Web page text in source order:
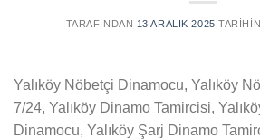
TARAFINDAN 13 ARALIK 2025
Yalıköy Nöbetçi Dinamocu, Yalıköy
7/24, Yalıköy Dinamo Tamircisi,
Dinamocu, Yalıköy Şarj Dinamo